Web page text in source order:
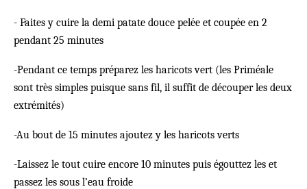
- Faites y cuire la demi patate douce pelée et coupée en 2
pendant 25 minutes
-Pendant ce temps préparez les haricots vert (les Priméale
sont très simples puisque sans fil, il suffit de découper les deux
extrémités)
-Au bout de 15 minutes ajoutez y les haricots verts
-Laissez le tout cuire encore 10 minutes puis égouttez les et
passez les sous l’eau froide